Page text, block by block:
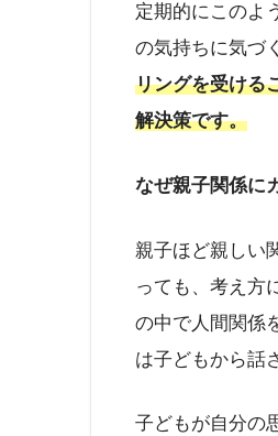
定期的にこのよ
の気持ちに気づ
リングを受ける
解決策です。
なぜ親子関係に
親子ほど親しい
っても、考え方
の中で人間関係
は子どもから話
子どもが自分の